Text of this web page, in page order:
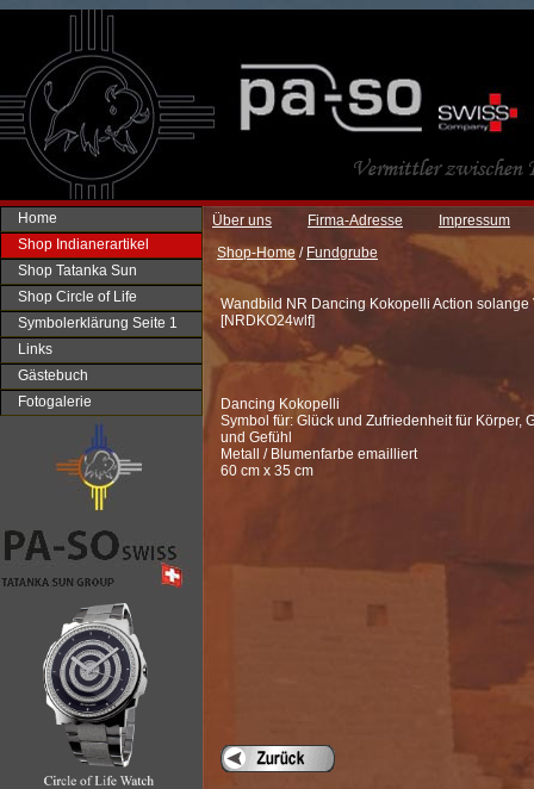
Home
Shop Indianerartikel
Shop Tatanka Sun
Shop Circle of Life
Symbolerklärung Seite 1
Links
Gästebuch
Fotogalerie
Über uns Firma-Adresse
Impressum
Shop-Home / Fundgrube
Wandbild NR Dancing Kokopelli Action solange
[NRDKO24wlf]
Dancing Kokopelli
Symbol für: Glück und Zufriedenheit für Körper,
und Gefühl
Metall / Blumenfarbe emailliert
60 cm x 35 cm